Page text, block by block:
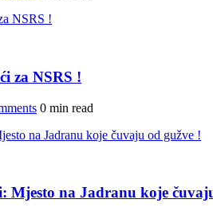
za NSRS !
0 min read
Mjesto na Jadranu koje